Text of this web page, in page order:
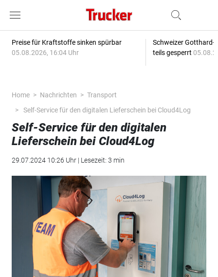
Preise für Kraftstoffe sinken spürbar
05.08.2026, 16:04 Uhr
Schweizer Gotthard-
teils gesperrt
Home Nachrichten
Transport
Self-Service für den digitalen Lieferschein bei Cloud4Log
Self-Service für den digitalen
Lieferschein bei Cloud4Log
29.07.2024 10:26 Uhr | Lesezeit: 3 min